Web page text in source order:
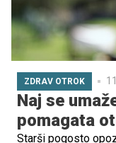
ZDRAV OTROK
Naj se
pomagata
Starši pogosto